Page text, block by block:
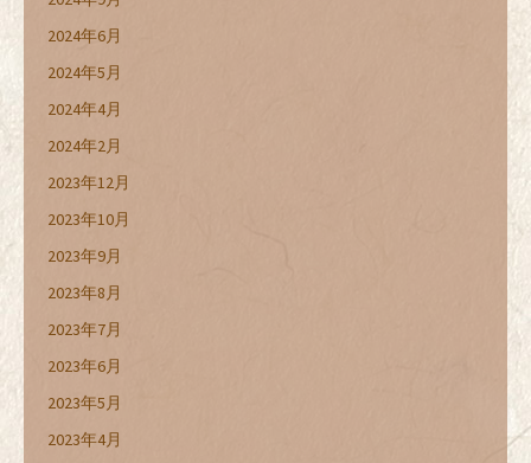
2024年6月
2024年5月
2024年4月
2024年2月
2023年12月
2023年10月
2023年9月
2023年8月
2023年7月
2023年6月
2023年5月
2023年4月